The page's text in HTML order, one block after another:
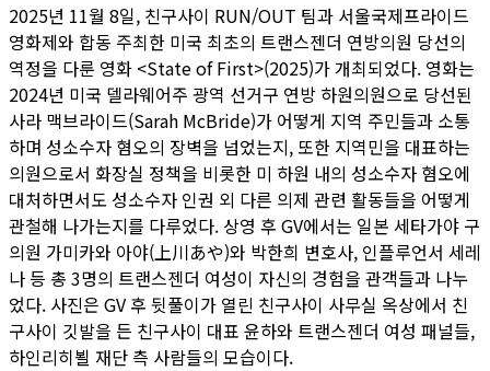
2025년 11월 8일, 친구사이 RUN/OUT 팀과 서울국제프라이드
영화제와 합동 주최한 미국 최초의 트랜스젠더 연방의원 당선의
역정을 다룬 영화 <State of First>(2025)가 개최되었다. 영화는
2024년 미국 델라웨어주 광역 선거구 연방 하원의원​으로 당선된
사라 맥브라이드(Sarah McBride)가 어떻게 지역 주민들과 소통
하며 성소수자 혐오의 장벽을 넘었는지, 또한 지역민을 대표하는
의원으로서 화장실 정책을 비롯한 미 하원 내의 성소수자 혐오에
대처하면서도 성소수자 인권 외 다른 의제 관련 활동들을 어떻게
관철해 나가는지를 다루었다. 상영 후 GV에서는 일본 세타가야 구
의원 가미카와 아야(上川あや)와 박한희 변호사, 인플루언서 세레
나 등 총 3명의 트랜스젠더 여성이 자신의 경험을 관객들과 나누
었다. 사진은 GV 후 뒷풀이가 열린 친구사이 사무실 옥상에서 친
구사이 깃발을 든 친구사이 대표 윤하와 트랜스젠더 여성 패널들,
하인리히뵐 재단 측 사람들의 모습이다.